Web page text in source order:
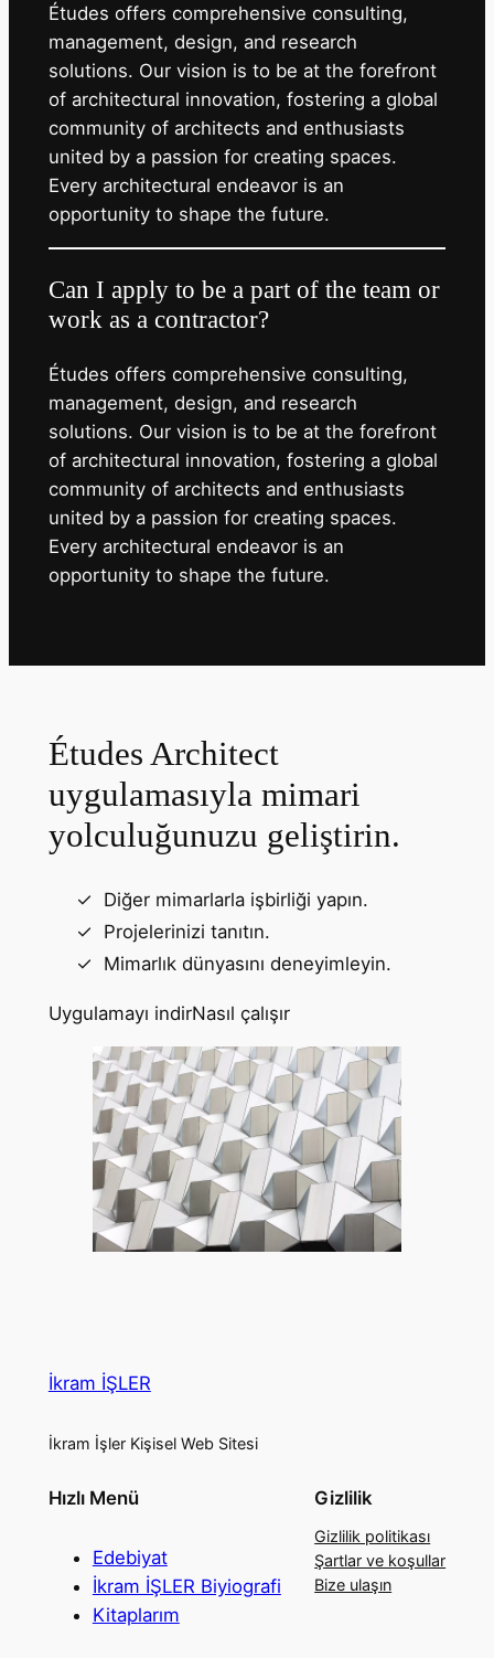
Études offers comprehensive consulting,
management, design, and research
solutions. Our vision is to be at the forefront
of architectural innovation, fostering a global
community of architects and enthusiasts
united by a passion for creating spaces.
Every architectural endeavor is an
opportunity to shape the future.
Can I apply to be a part of the team or
work as a contractor?
Études offers comprehensive consulting,
management, design, and research
solutions. Our vision is to be at the forefront
of architectural innovation, fostering a global
community of architects and enthusiasts
united by a passion for creating spaces.
Every architectural endeavor is an
opportunity to shape the future.
Études Architect
uygulamasıyla mimari
yolculuğunuzu geliştirin.
Diğer mimarlarla işbirliği yapın.
Projelerinizi tanıtın.
Mimarlık dünyasını deneyimleyin.
Uygulamayı indirNasıl çalışır
İkram İŞLER
İkram İşler Kişisel Web Sitesi
Hızlı Menü
Edebiyat
İkram İŞLER Biyiografi
Kitaplarım
Gizlilik
Gizlilik politikası
Şartlar ve koşullar
Bize ulaşın